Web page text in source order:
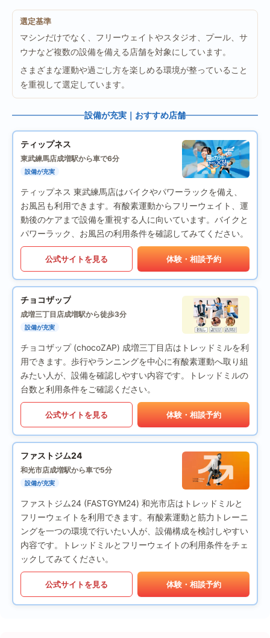
選定基準
マシンだけでなく、フリーウェイトやスタジオ、プール、サ
ウナなど複数の設備を備える店舗を対象にしています。
さまざまな運動や過ごし方を楽しめる環境が整っていること
を重視して選定しています。
設備が充実｜おすすめ店舗
ティップネス
東武練馬店成増駅から車で6分
設備が充実
ティップネス 東武練馬店はバイクやパワーラックを備え、
お風呂も利用できます。有酸素運動からフリーウェイト、運
動後のケアまで設備を重視する人に向いています。バイクと
パワーラック、お風呂の利用条件を確認してみてください。
公式サイトを見る 体験・相談予約
チョコザップ
成増三丁目店成増駅から徒歩3分
設備が充実
チョコザップ (chocoZAP) 成増三丁目店はトレッドミルを利
用できます。歩行やランニングを中心に有酸素運動へ取り組
みたい人が、設備を確認しやすい内容です。トレッドミルの
台数と利用条件をご確認ください。
公式サイトを見る 体験・相談予約
ファストジム24
和光市店成増駅から車で5分
設備が充実
ファストジム24 (FASTGYM24) 和光市店はトレッドミルと
フリーウェイトを利用できます。有酸素運動と筋力トレーニ
ングを一つの環境で行いたい人が、設備構成を検討しやすい
内容です。トレッドミルとフリーウェイトの利用条件をチェ
ックしてみてください。
公式サイトを見る 体験・相談予約